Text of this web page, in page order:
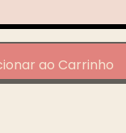
ao Carrinho